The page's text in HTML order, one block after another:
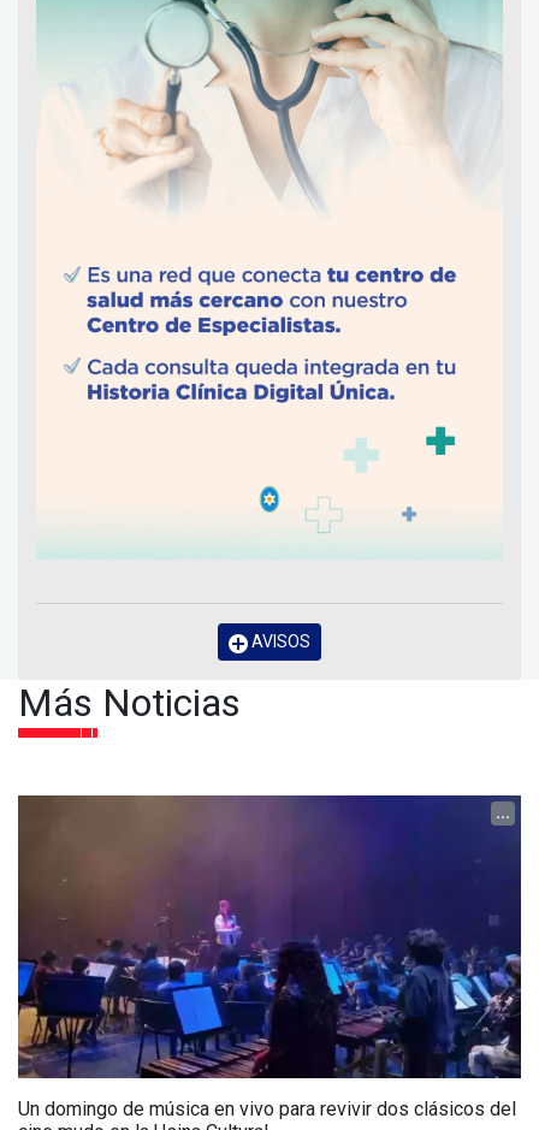
AVISOS
Más Noticias
...
Un domingo de música en vivo para revivir dos clásicos del